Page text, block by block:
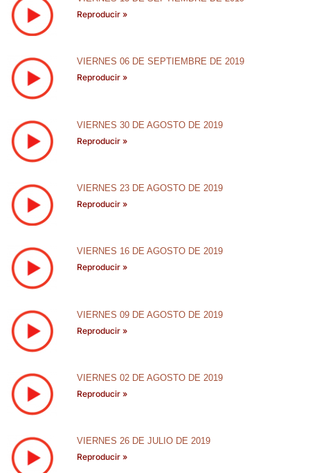
Reproducir »
VIERNES 06 DE SEPTIEMBRE DE 2019
Reproducir »
VIERNES 30 DE AGOSTO DE 2019
Reproducir »
VIERNES 23 DE AGOSTO DE 2019
Reproducir »
VIERNES 16 DE AGOSTO DE 2019
Reproducir »
VIERNES 09 DE AGOSTO DE 2019
Reproducir »
VIERNES 02 DE AGOSTO DE 2019
Reproducir »
VIERNES 26 DE JULIO DE 2019
Reproducir »